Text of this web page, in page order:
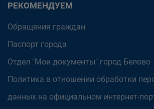
РЕКОМЕНДУЕМ
Обращения граждан
Паспорт города
Отдел "Мои документы" город Белово
Политика в отношении обработки
данных на официальном интернет-